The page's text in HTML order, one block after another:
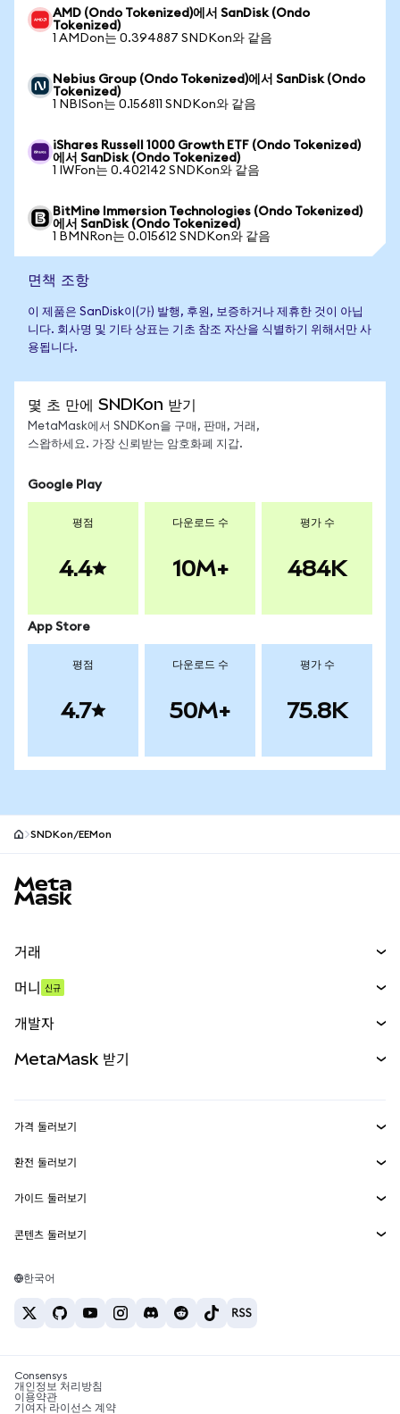
AMD (Ondo Tokenized)에서 SanDisk (Ondo
Tokenized)
1 AMDon는 0.394887 SNDKon와 같음
Nebius Group (Ondo Tokenized)에서 SanDisk (Ondo
Tokenized)
1 NBISon는 0.156811 SNDKon와 같음
iShares Russell 1000 Growth ETF (Ondo Tokenized)
에서 SanDisk (Ondo Tokenized)
1 IWFon는 0.402142 SNDKon와 같음
BitMine Immersion Technologies (Ondo Tokenized)
에서 SanDisk (Ondo Tokenized)
1 BMNRon는 0.015612 SNDKon와 같음
면책 조항
이 제품은 SanDisk이(가) 발행, 후원, 보증하거나 제휴한 것이 아닙
니다. 회사명 및 기타 상표는 기초 참조 자산을 식별하기 위해서만 사
용됩니다.
몇 초 만에 SNDKon 받기
MetaMask에서 SNDKon을 구매, 판매, 거래,
스왑하세요. 가장 신뢰받는 암호화폐 지갑.
Google Play
평점
4.4
다운로드 수
10M+
평가 수
484K
App Store
평점
4.7
다운로드 수
50M+
평가 수
75.8K
SNDKon/EEMon
거래
무기한 선물
실물자산
머니 신규
개발자
MetaMask Connect
Snaps
웹3 서비스
MetaMask 받기
보안
고객 지원
채용
가격 둘러보기
이더리움 가격
솔라나 가격
테더 가격
환전 둘러보기
ETH를 USD로 환전
USDT를 INR로 환전
BTC를 INR로 환전
ETH를 USDT로 환전
가이드 둘러보기
ETH 매수
USDT 매수
SHIB 매수
BNB 매수
콘텐츠 둘러보기
솔라나 지갑
암호화폐 세금 뉴스
암호화폐 매수 방법
한국어
Consensys
개인정보 처리방침
이용약관
기여자 라이선스 계약